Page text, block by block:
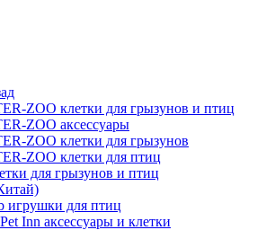
ZOO клетки для грызунов и птиц
ZOO аксессуары
ZOO клетки для грызунов
ZOO клетки для птиц
для грызунов и птиц
игрушки для птиц
Inn аксессуары и клетки